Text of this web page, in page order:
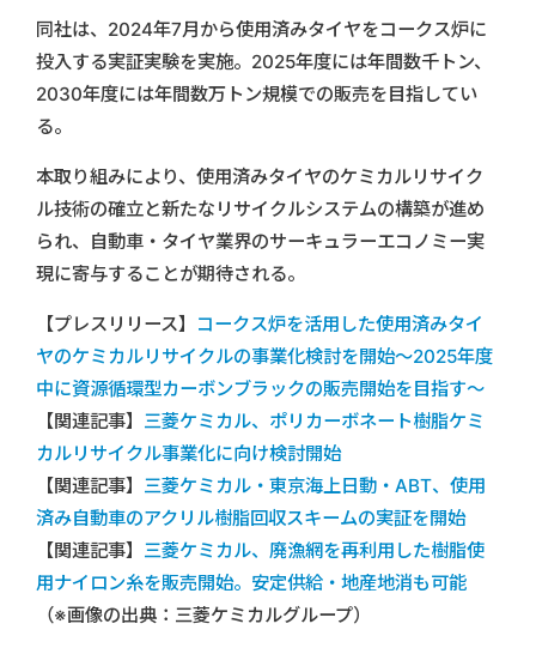
同社は、2024年7月から使用済みタイヤをコークス炉に
投入する実証実験を実施。2025年度には年間数千トン、
2030年度には年間数万トン規模での販売を目指してい
る。
本取り組みにより、使用済みタイヤのケミカルリサイク
ル技術の確立と新たなリサイクルシステムの構築が進め
られ、自動車・タイヤ業界のサーキュラーエコノミー実
現に寄与することが期待される。
【プレスリリース】
コークス炉を活用した使用済みタイ
ヤのケミカルリサイクルの事業化検討を開始～2025年度
中に資源循環型カーボンブラックの販売開始を目指す～
【関連記事】 三菱ケミカル、ポリカーボネート樹脂ケミ
カルリサイクル事業化に向け検討開始
【関連記事】 三菱ケミカル・東京海上日動・ABT、使用
済み自動車のアクリル樹脂回収スキームの実証を開始
【関連記事】 三菱ケミカル、廃漁網を再利用した樹脂使
用ナイロン糸を販売開始。安定供給・地産地消も可能
（※画像の出典：三菱ケミカルグループ）